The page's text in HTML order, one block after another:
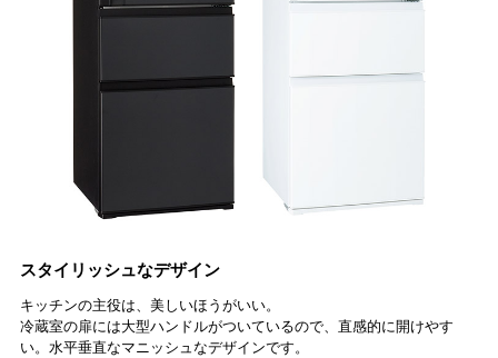
スタイリッシュなデザイン
キッチンの主役は、美しいほうがいい。
冷蔵室の扉には大型ハンドルがついているので、直感的に開けやす
い。水平垂直なマニッシュなデザインです。